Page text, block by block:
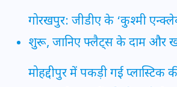
गोरखपुर: जीडीए के ‘कुश्मी
शुरू, जानिए फ्लैट्स के दाम और
मोहद्दीपुर में पकड़ी गई प्लास्टिक